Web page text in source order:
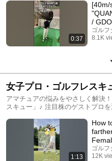
0:37
[40m/
/
ゴルフ
8.1K
女子プロ・ゴルフレスキ
アマチュアの悩みをやさしく解決
スキュー」♪ 注目株のゲストプロ
ている課題もきっと解決してくれ
1:13
How
[Mao
ゴルフ
12K